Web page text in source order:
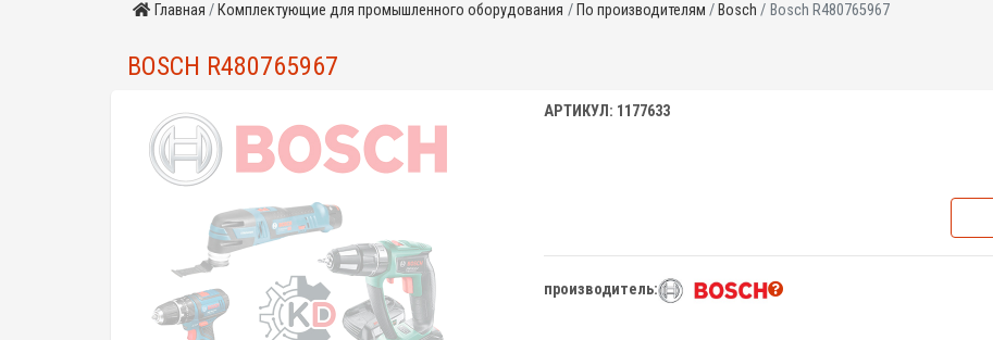
Главная Комплектующие для промышленного оборудования По производителям Bosch Bosch R480765967
BOSCH R480765967
АРТИКУЛ: 1177633
производитель: